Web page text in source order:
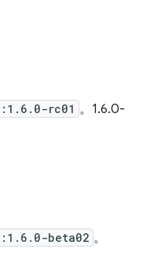
rc01 。1.6.0-
beta02 。